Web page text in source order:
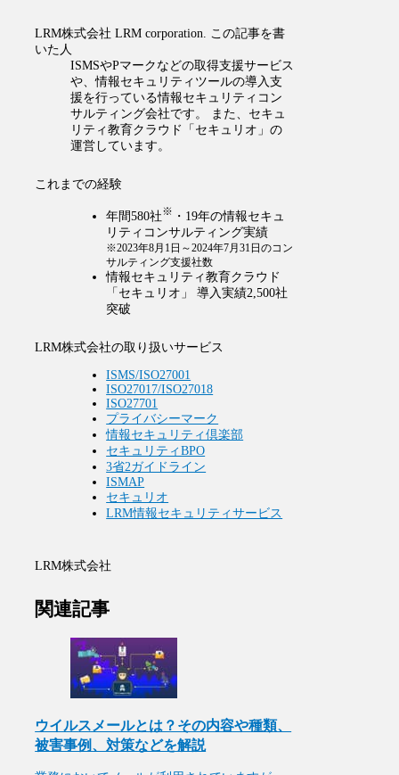
LRM株式会社 LRM corporation.
この記事を書
いた人
ISMSやPマークなどの取得支援サービス
や、情報セキュリティツールの導入支
援を行っている情報セキュリティコン
サルティング会社です。 また、セキュ
リティ教育クラウド「セキュリオ」の
運営しています。
これまでの経験
年間580社※ ・19年の情報セキュ
リティコンサルティング実績
※2023年8月1日～2024年7月31日のコン
サルティング支援社数
情報セキュリティ教育クラウド
「セキュリオ」 導入実績2,500社
突破
LRM株式会社の取り扱いサービス
ISMS/ISO27001
ISO27017/ISO27018
ISO27701
プライバシーマーク
情報セキュリティ倶楽部
セキュリティBPO
3省2ガイドライン
ISMAP
セキュリオ
LRM情報セキュリティサービス
LRM株式会社
関連記事
ウイルスメールとは？その内容や種類、
被害事例、対策などを解説